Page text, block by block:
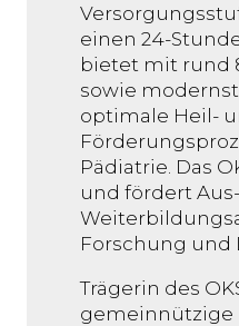
einen 24-
bietet mit rund
sowie
optimale Heil-
Pädiatrie. Das
und fördert
Forschung und
Trägerin des
gemeinnützige